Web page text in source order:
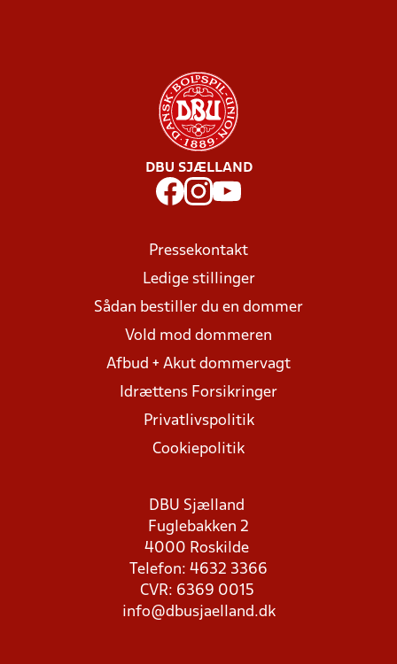
DBU SJÆLLAND
Pressekontakt
Ledige stillinger
Sådan bestiller du en dommer
Vold mod dommeren
Afbud + Akut dommervagt
Idrættens Forsikringer
Privatlivspolitik
Cookiepolitik
DBU Sjælland
Fuglebakken 2
4000 Roskilde
Telefon: 4632 3366
CVR: 6369 0015
info@dbusjaelland.dk